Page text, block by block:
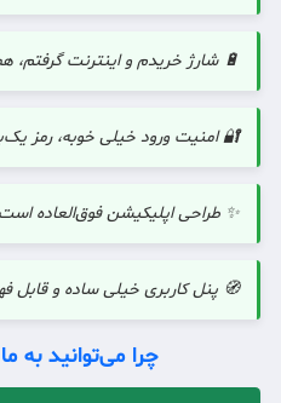
🔋 شارژ خریدم و اینترنت گرفتم،
🔐 امنیت ورود خیلی خوبه، رمز
✨ طراحی اپلیکیشن فوق‌العاده
🧭 پنل کاربری خیلی ساده و قابل
چرا می‌توانید به